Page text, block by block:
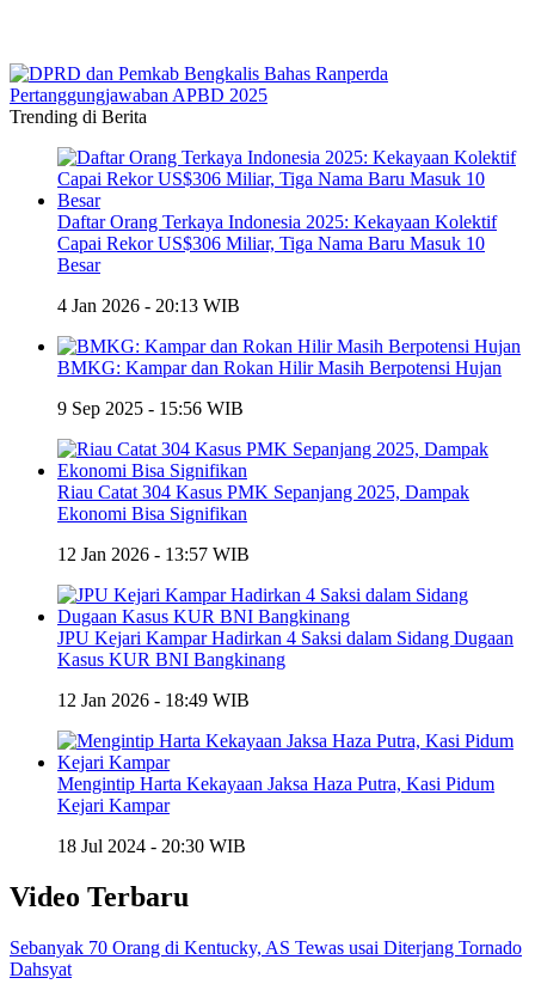
Trending di Berita
Daftar Orang Terkaya Indonesia 2025: Kekayaan Kolektif
Capai Rekor US$306 Miliar, Tiga Nama Baru Masuk 10
Besar
4 Jan 2026 - 20:13 WIB
BMKG: Kampar dan Rokan Hilir Masih Berpotensi Hujan
9 Sep 2025 - 15:56 WIB
Riau Catat 304 Kasus PMK Sepanjang 2025, Dampak
Ekonomi Bisa Signifikan
12 Jan 2026 - 13:57 WIB
JPU Kejari Kampar Hadirkan 4 Saksi dalam Sidang Dugaan
Kasus KUR BNI Bangkinang
12 Jan 2026 - 18:49 WIB
Mengintip Harta Kekayaan Jaksa Haza Putra, Kasi Pidum
Kejari Kampar
18 Jul 2024 - 20:30 WIB
Video Terbaru
Sebanyak 70 Orang di Kentucky, AS Tewas usai Diterjang Tornado
Dahsyat